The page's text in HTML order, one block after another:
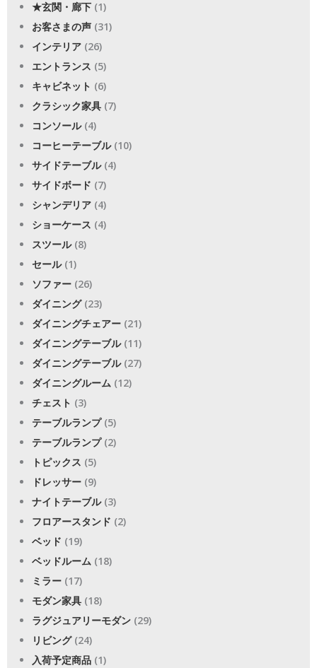
★玄関・廊下 (1)
お客さまの声 (31)
インテリア (26)
エントランス (5)
キャビネット (6)
クラシック家具 (7)
コンソール(4)
コーヒーテーブル(10)
サイドテーブル(4)
サイドボード (7)
シャンデリア (4)
ショーケース (4)
スツール(8)
セール(1)
ソファー (26)
ダイニング(23)
ダイニングチェアー (21)
ダイニングテーブル(11)
ダイニングテーブル(27)
ダイニングルーム (12)
チェスト (3)
テーブルランプ(5)
テーブルランプ(2)
トピックス (5)
ドレッサー (9)
ナイトテーブル(3)
フロアースタンド (2)
ベッド (19)
ベッドルーム (18)
ミラー (17)
モダン家具 (18)
ラグジュアリーモダン (29)
リビング(24)
入荷予定商品 (1)